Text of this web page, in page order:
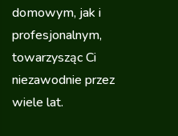
domowym, jak i
profesjonalnym,
towarzysząc Ci
niezawodnie przez
wiele lat.